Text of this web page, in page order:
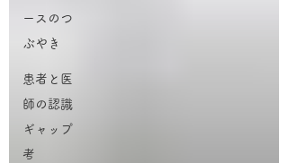
ースのつ
ぶやき
患者と医
師の認識
ギャップ
考